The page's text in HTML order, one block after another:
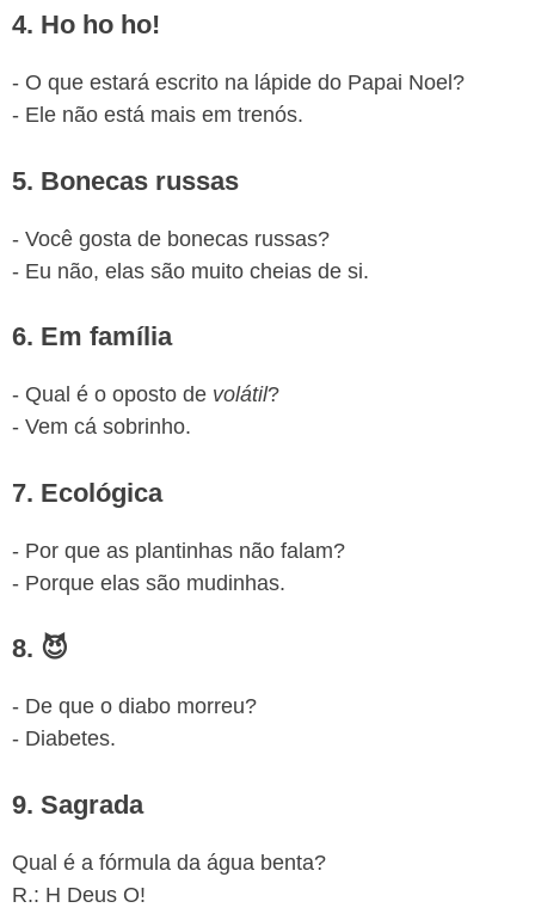
4. Ho ho ho!
- O que estará escrito na lápide do Papai Noel?
- Ele não está mais em trenós.
5. Bonecas russas
- Você gosta de bonecas russas?
- Eu não, elas são muito cheias de si.
6. Em família
- Qual é o oposto de volátil?
- Vem cá sobrinho.
7. Ecológica
- Por que as plantinhas não falam?
- Porque elas são mudinhas.
8. 😈
- De que o diabo morreu?
- Diabetes.
9. Sagrada
Qual é a fórmula da água benta?
R.: H Deus O!